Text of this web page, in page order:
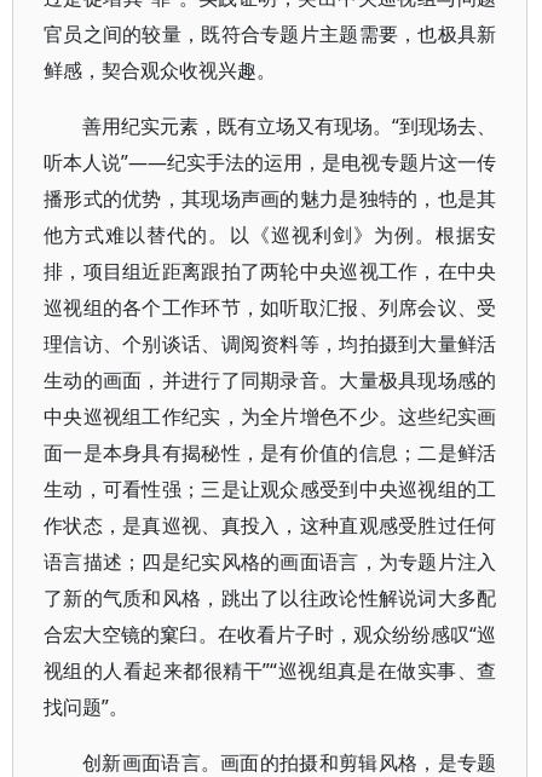
官员之间的较量，既符合专题片主题需要，也极具新
鲜感，契合观众收视兴趣。
善用纪实元素，既有立场又有现场。“到现场去、
听本人说”——纪实手法的运用，是电视专题片这一传
播形式的优势，其现场声画的魅力是独特的，也是其
他方式难以替代的。以《巡视利剑》为例。根据安
排，项目组近距离跟拍了两轮中央巡视工作，在中央
巡视组的各个工作环节，如听取汇报、列席会议、受
理信访、个别谈话、调阅资料等，均拍摄到大量鲜活
生动的画面，并进行了同期录音。大量极具现场感的
中央巡视组工作纪实，为全片增色不少。这些纪实画
面一是本身具有揭秘性，是有价值的信息；二是鲜活
生动，可看性强；三是让观众感受到中央巡视组的工
作状态，是真巡视、真投入，这种直观感受胜过任何
语言描述；四是纪实风格的画面语言，为专题片注入
了新的气质和风格，跳出了以往政论性解说词大多配
合宏大空镜的窠臼。在收看片子时，观众纷纷感叹“巡
视组的人看起来都很精干”“巡视组真是在做实事、查
找问题”。
创新画面语言。画面的拍摄和剪辑风格，是专题